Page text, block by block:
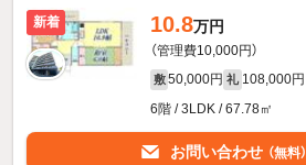
新着 10.8万円
（管理費10,000円）
敷 50,000円 礼 108,000円
6階 / 3LDK / 67.78㎡
お問い合わせ （無料）